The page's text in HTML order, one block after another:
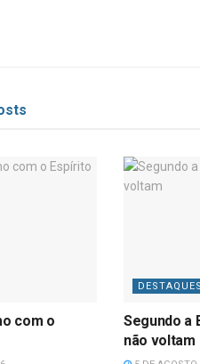
com o
DESTAQUES
Segundo a
não voltam